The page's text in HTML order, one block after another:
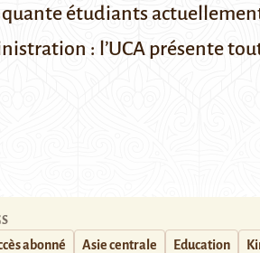
étudiants
: l’UCA présente
abonné Asie centrale Education